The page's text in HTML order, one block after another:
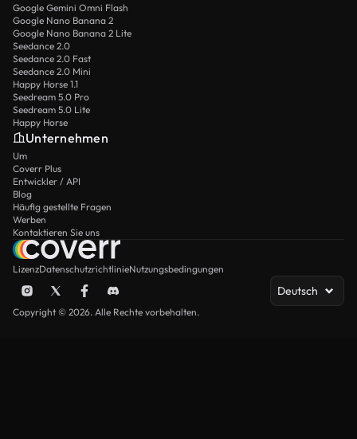
Google Gemini Omni Flash
Google Nano Banana 2
Google Nano Banana 2 Lite
Seedance 2.0
Seedance 2.0 Fast
Seedance 2.0 Mini
Happy Horse 1.1
Seedream 5.0 Pro
Seedream 5.0 Lite
Happy Horse
Unternehmen
Um
Coverr Plus
Entwickler / API
Blog
Häufig gestellte Fragen
Werben
Kontaktieren Sie uns
LizenzDatenschutzrichtlinieNutzungsbedingungen
Deutsch
Copyright © 2026. Alle Rechte vorbehalten.